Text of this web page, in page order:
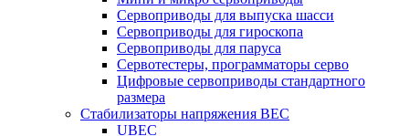
Сервоприводы для выпуска шасси
Сервоприводы для гироскопа
Сервоприводы для паруса
Сервотестеры, программаторы серво
Цифровые сервоприводы стандартного
размера
Стабилизаторы напряжения BEC
UBEC